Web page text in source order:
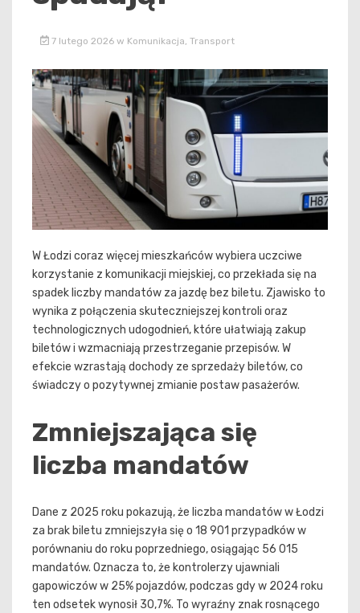
7 lutego 2026 w Komunikacja Transport
W Łodzi coraz więcej mieszkańców wybiera uczciwe
korzystanie z komunikacji miejskiej, co przekłada się na
spadek liczby mandatów za jazdę bez biletu. Zjawisko to
wynika z połączenia skuteczniejszej kontroli oraz
technologicznych udogodnień, które ułatwiają zakup
biletów i wzmacniają przestrzeganie przepisów. W
efekcie wzrastają dochody ze sprzedaży biletów, co
świadczy o pozytywnej zmianie postaw pasażerów.
Zmniejszająca się
liczba mandatów
Dane z 2025 roku pokazują, że liczba mandatów w Łodzi
za brak biletu zmniejszyła się o 18 901 przypadków w
porównaniu do roku poprzedniego, osiągając 56 015
mandatów. Oznacza to, że kontrolerzy ujawniali
gapowiczów w 25% pojazdów, podczas gdy w 2024 roku
ten odsetek wynosił 30,7%. To wyraźny znak rosnącego